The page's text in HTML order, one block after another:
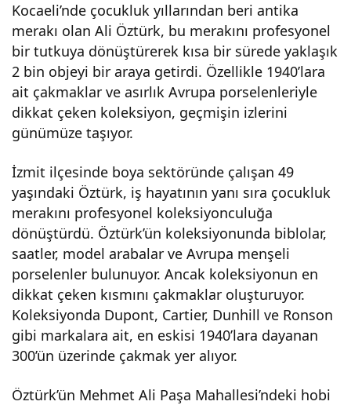
Kocaeli’nde çocukluk yıllarından beri antika
merakı olan Ali Öztürk, bu merakını profesyonel
bir tutkuya dönüştürerek kısa bir sürede yaklaşık
2 bin objeyi bir araya getirdi. Özellikle 1940’lara
ait çakmaklar ve asırlık Avrupa porselenleriyle
dikkat çeken koleksiyon, geçmişin izlerini
günümüze taşıyor.
İzmit ilçesinde boya sektöründe çalışan 49
yaşındaki Öztürk, iş hayatının yanı sıra çocukluk
merakını profesyonel koleksiyonculuğa
dönüştürdü. Öztürk’ün koleksiyonunda biblolar,
saatler, model arabalar ve Avrupa menşeli
porselenler bulunuyor. Ancak koleksiyonun en
dikkat çeken kısmını çakmaklar oluşturuyor.
Koleksiyonda Dupont, Cartier, Dunhill ve Ronson
gibi markalara ait, en eskisi 1940’lara dayanan
300’ün üzerinde çakmak yer alıyor.
Öztürk’ün Mehmet Ali Paşa Mahallesi’ndeki hobi
deki
çak
mak
dikk
at
çeki
yor
dön